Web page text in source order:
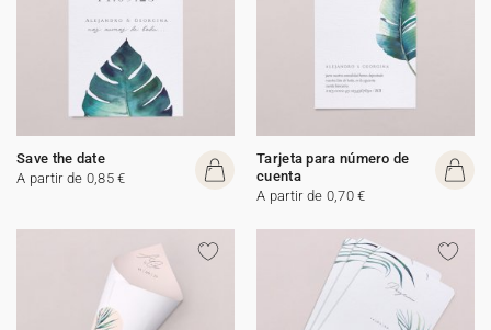
Save the date
A partir de 0,85 €
Tarjeta para número de
cuenta
A partir de 0,70 €